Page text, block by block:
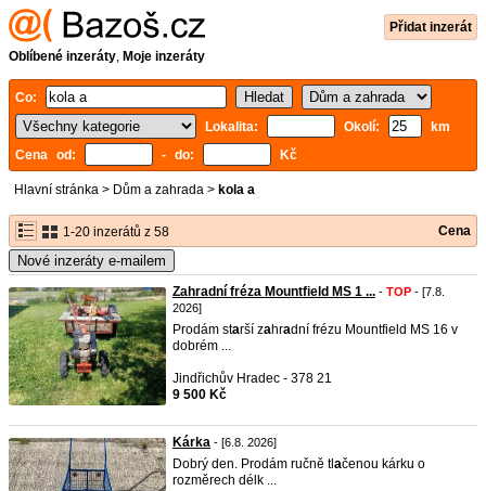
Přidat inzerát
Oblíbené inzeráty, Moje inzeráty
Co:
Lokalita:
Okolí:
km
Cena od:
- do: Kč
Hlavní stránka > Dům a zahrada > kola a
1-20 inzerátů z 58 Cena
Nové inzeráty e-mailem
Zahradní fréza Mountfield MS 1 ... - TOP - [7.8.
2026]
Prodám starší zahradní frézu Mountfield MS 16 v
dobrém ...
Jindřichův Hradec - 378 21
9 500 Kč
Kárka - [6.8. 2026]
Dobrý den. Prodám ručně tlačenou kárku o
rozměrech délk ...